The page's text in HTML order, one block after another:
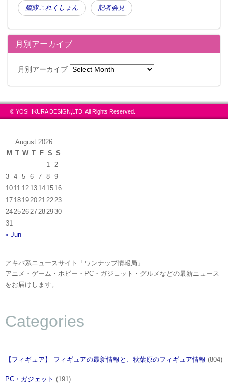
艦隊これくしょん 記者会見
月別アーカイブ
月別アーカイブ
© YOSHIKURA DESIGN,LTD. All Rights Reserved.
August 2026
M T W T F S S
1
2
3
4 5 6 7 8
9
10 11 12 13 14 15 16
17 18 19 20 21 22 23
24 25 26 27 28 2930
31
« Jun
アキバ系ニュースサイト「ワンナップ情報局」
アニメ・ゲーム・ホビー・PC・ガジェット・グルメなどの最新ニュース
をお届けします。
Categories
【フィギュア】 フィギュアの最新情報と、秋葉原のフィギュア情報 (804)
PC・ガジェット (191)